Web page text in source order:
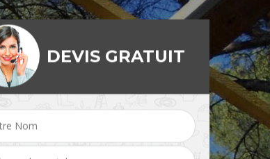
Changement de velux
71
Réparation et
changement de
et faîtage 71
DEVIS GRATUIT